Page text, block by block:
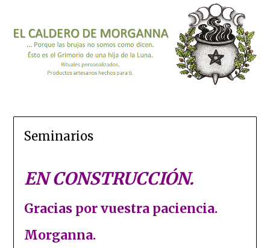
Seminarios
EN CONSTRUCCIÓN.
Gracias por vuestra paciencia.
Morganna.